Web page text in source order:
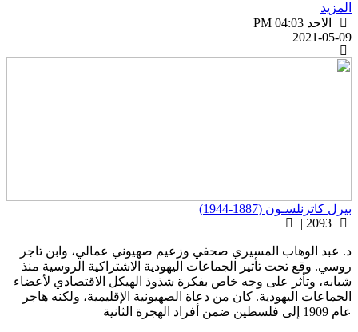
الاحد PM 04:03
2021-05-
كاتزنلسـون (1887-1944)
2093 |
عبد الوهاب المسيري صحفي وزعيم صهيوني عمالي، وابن تاجر
وقع تحت تأثير الجماعات اليهودية الاشتراكية الروسية منذ
وتأثر على وجه خاص بفكرة شذوذ الهيكل الاقتصادي لأعضاء
اليهودية. كان من دعاة الصهيونية الإقليمية، ولكنه هاجر
فلسطين ضمن أفراد الهجرة الثانية